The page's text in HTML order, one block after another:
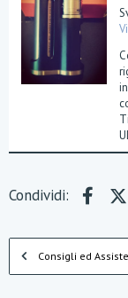
Condividi:
Consigli ed